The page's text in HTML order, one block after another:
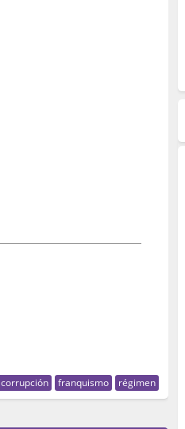
corrupción franquismo régimen